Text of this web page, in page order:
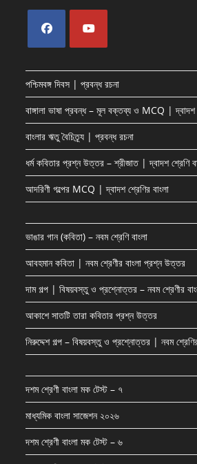
in
a
new
tab
in
a
new
tab
পশ্চিমবঙ্গ দিবস | প্রবন্ধ রচনা
বাঙ্গালা ভাষা প্রবন্ধ – মূল বক্তব্য ও MCQ | দ্বাদশ
বাংলার ঋতু বৈচিত্র্য | প্রবন্ধ রচনা
ধর্ম কবিতার প্রশ্ন উত্তর – শ্রীজাত | দ্বাদশ শ্রেণি
আদরিণী গল্পের MCQ | দ্বাদশ শ্রেণির বাংলা
ভাঙার গান (কবিতা) – নবম শ্রেণি বাংলা
আবহমান কবিতা | নবম শ্রেণীর বাংলা প্রশ্ন উত্তর
দাম গল্প | বিষয়বস্তু ও প্রশ্নোত্তর – নবম শ্রেণীর
আকাশে সাতটি তারা কবিতার প্রশ্ন উত্তর
নিরুদ্দেশ গল্প – বিষয়বস্তু ও প্রশ্নোত্তর | নবম শ্রেণির
দশম শ্রেণী বাংলা মক টেস্ট – ৭
মাধ্যমিক বাংলা সাজেশন ২০২৬
দশম শ্রেণী বাংলা মক টেস্ট – ৬